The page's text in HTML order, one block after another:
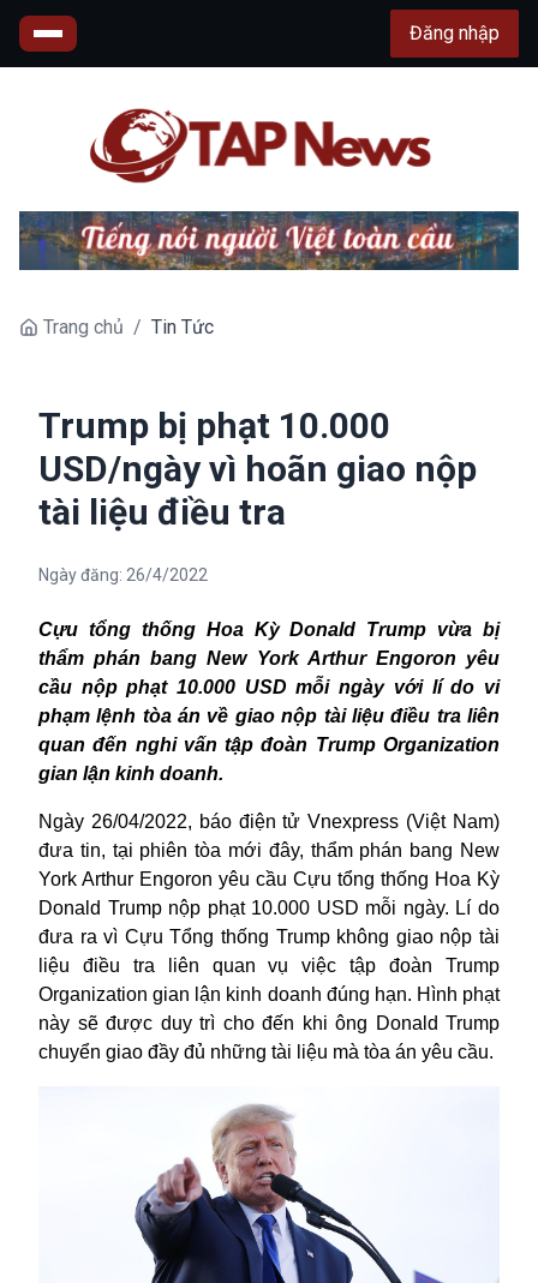
Đăng nhập
Trang chủ / Tin Tức
Trump bị phạt 10.000
USD/ngày vì hoãn giao nộp
tài liệu điều tra
Ngày đăng: 26/4/2022
Cựu tổng thống Hoa Kỳ Donald Trump vừa bị
thẩm phán bang New York Arthur Engoron yêu
cầu nộp phạt 10.000 USD mỗi ngày với lí do vi
phạm lệnh tòa án về giao nộp tài liệu điều tra liên
quan đến nghi vấn tập đoàn Trump Organization
gian lận kinh doanh.
Ngày 26/04/2022, báo điện tử Vnexpress (Việt Nam)
đưa tin, tại phiên tòa mới đây, thẩm phán bang New
York Arthur Engoron yêu cầu Cựu tổng thống Hoa Kỳ
Donald Trump nộp phạt 10.000 USD mỗi ngày. Lí do
đưa ra vì Cựu Tổng thống Trump không giao nộp tài
liệu điều tra liên quan vụ việc tập đoàn Trump
Organizationgian lận kinh doanh đúng hạn. Hình phạt
này sẽ được duy trì cho đến khi ông Donald Trump
chuyển giao đầy đủ những tài liệu mà tòa án yêu cầu.